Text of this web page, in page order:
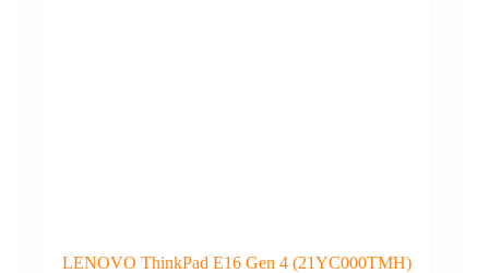
LENOVO ThinkPad E16 Gen 4 (21YC000TMH)